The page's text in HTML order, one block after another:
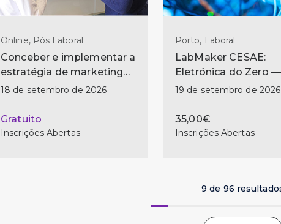
Online, Pós Laboral
Conceber e implementar a
estratégia de marketing
digital
18 de setembro de 2026
Gratuito
Inscrições Abertas
Porto, Laboral
LabMaker CESAE:
Eletrónica do Zero
Primeiro Circuito ao
19 de setembro de 2026
35,00€
Inscrições Abertas
9 de 96